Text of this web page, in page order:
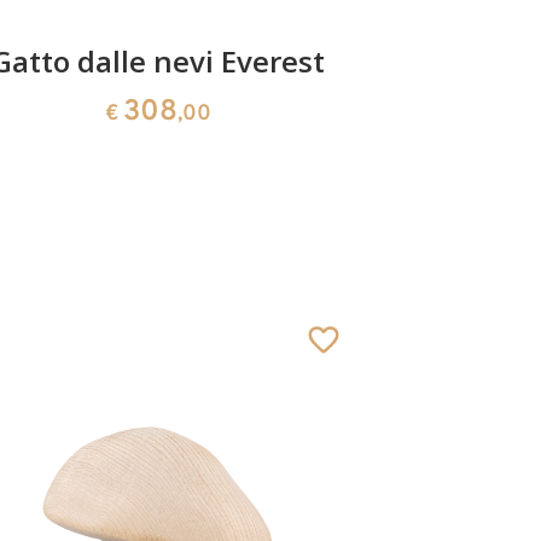
dalle nevi Everest
€ 308,00